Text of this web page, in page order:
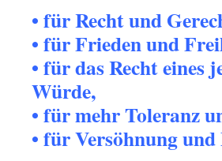
• für Recht und
• für Frieden und
• für das Recht eines
Würde,
• für mehr Toleranz
• für Versöhnung